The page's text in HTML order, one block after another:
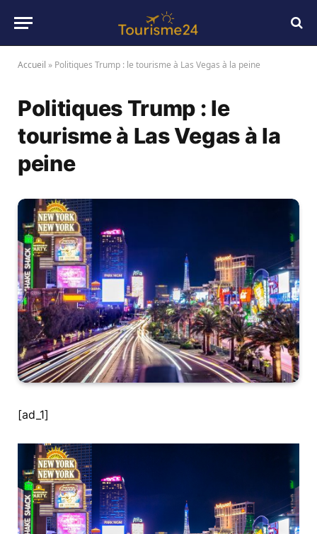
Accueil » Politiques Trump : le tourisme à Las Vegas à la peine
Politiques Trump : le
tourisme à Las Vegas à la
peine
[ad_1]